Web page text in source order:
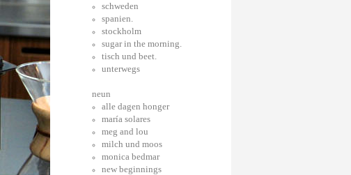
schweden
spanien.
stockholm
sugar in the morning.
tisch und beet.
unterwegs
neun
alle dagen honger
maría solares
meg and lou
milch und moos
monica bedmar
new beginnings